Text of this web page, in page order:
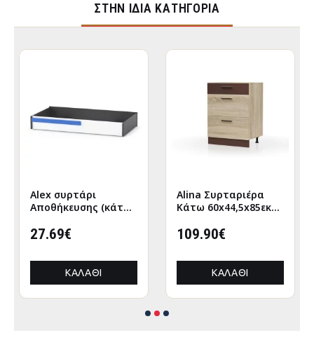
ΣΤΉΝ ΊΔΙΑ ΚΑΤΗΓΟΡΊΑ
Alex συρτάρι
Αποθήκευσης (κάτω
120x63εκ Λευκό-
27.69€
ΚΑΛΆΘΙ
Alina Συρταριέρα
Κάτω 60x44,5x85εκ
109.90€
ΚΑΛΆΘΙ